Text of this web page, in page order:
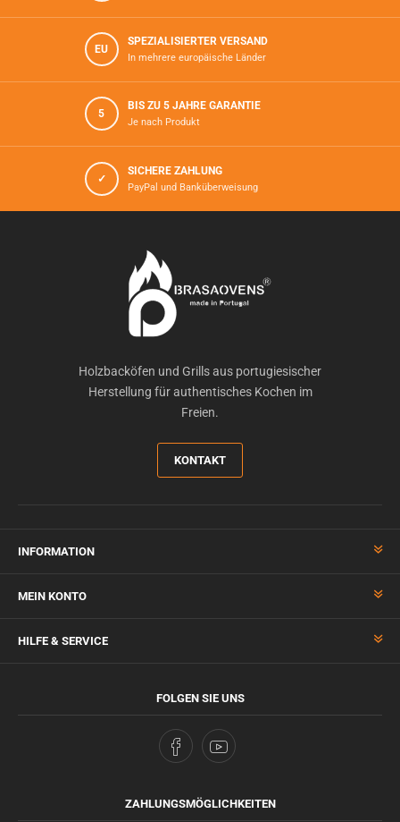
EU
SPEZIALISIERTER VERSAND
In mehrere europäische Länder
5
BIS ZU 5 JAHRE GARANTIE
Je nach Produkt
✓
SICHERE ZAHLUNG
PayPal und Banküberweisung
Holzbacköfen und Grills aus portugiesischer
Herstellung für authentisches Kochen im
Freien.
KONTAKT
INFORMATION
MEIN KONTO
HILFE & SERVICE
FOLGEN SIE UNS
ZAHLUNGSMÖGLICHKEITEN